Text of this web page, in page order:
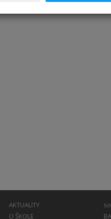
AKTUALITY
O ŠKOLE